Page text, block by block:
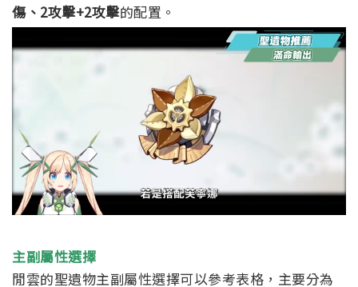
傷、2攻擊+2攻擊的配置。
主副屬性選擇
閒雲的聖遺物主副屬性選擇可以參考表格，主要分為